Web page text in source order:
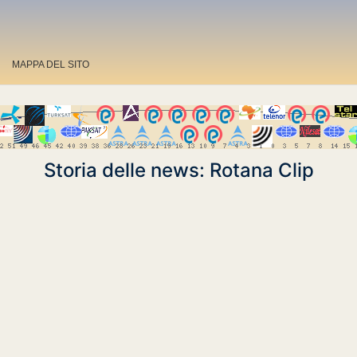
MAPPA DEL SITO
Storia delle news: Rotana Clip